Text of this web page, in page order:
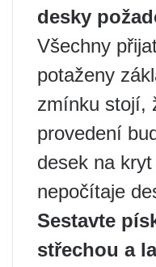
desky
Všechny
potaženy
zmínku stojí,
provedení
desek na
nepočítaje
Sestavte
střechou a